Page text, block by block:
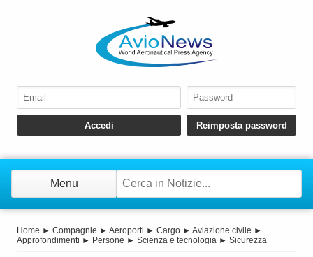
Menu
Home ► Compagnie ► Aeroporti ► Cargo ► Aviazione civile ►
Approfondimenti ► Persone ► Scienza e tecnologia ► Sicurezza